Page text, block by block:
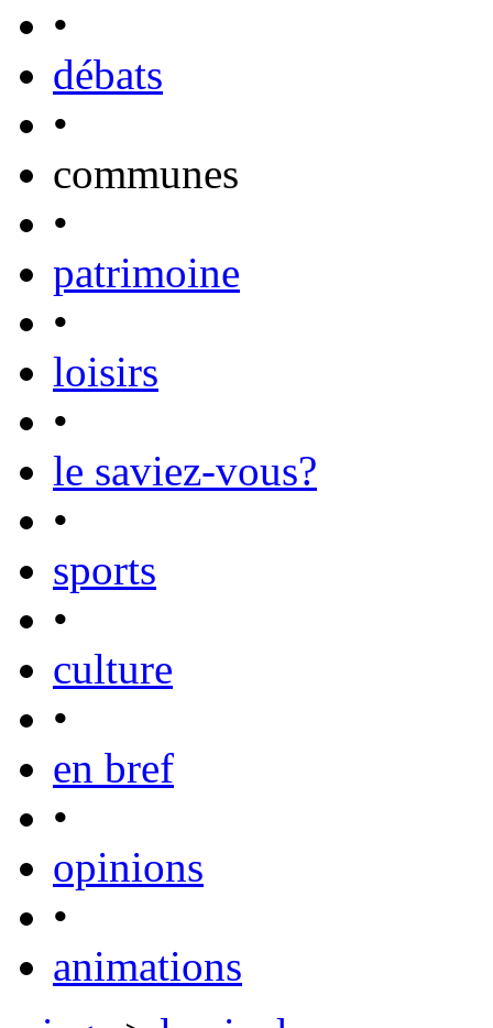
•
débats
•
communes
•
patrimoine
•
loisirs
•
le saviez-vous?
•
sports
•
culture
•
en bref
•
opinions
•
animations